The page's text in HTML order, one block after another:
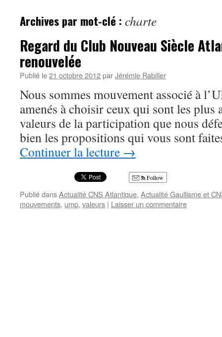
Archives par mot-clé : charte
Regard du Club Nouveau Siècle
renouvelée
Publié le21 octobre 2012parJérémie Rabiller
Nous sommes mouvement associé à
amenés à choisir ceux qui sont les plus
valeurs de la participation que nous
bien les propositions qui vous sont
Continuer la lecture →
Follow
Publié dansActualité CNS Atlantique, Actualité Gaullisme et
mouvements, ump, valeurs | Laisser un commentaire